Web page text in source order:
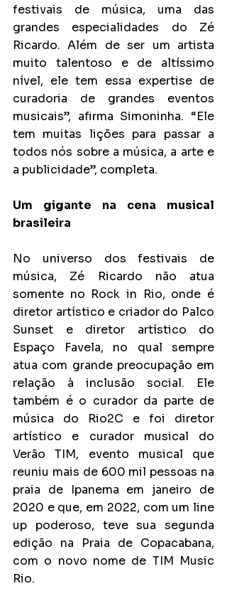
festivais de música, uma das
grandes especialidades do Zé
Ricardo. Além de ser um artista
muito talentoso e de altíssimo
nível, ele tem essa expertise de
curadoria de grandes eventos
musicais”, afirma Simoninha. “Ele
tem muitas lições para passar a
todos nós sobre a música, a arte e
a publicidade”, completa.
Um gigante na cena musical
brasileira
No universo dos festivais de
música, Zé Ricardo não atua
somente no Rock in Rio, onde é
diretor artístico e criador do Palco
Sunset e diretor artístico do
Espaço Favela, no qual sempre
atua com grande preocupação em
relação à inclusão social. Ele
também é o curador da parte de
música do Rio2C e foi diretor
artístico e curador musical do
Verão TIM, evento musical que
reuniu mais de 600 mil pessoas na
praia de Ipanema em janeiro de
2020 e que, em 2022, com um line
up poderoso, teve sua segunda
edição na Praia de Copacabana,
com o novo nome de TIM Music
Rio.